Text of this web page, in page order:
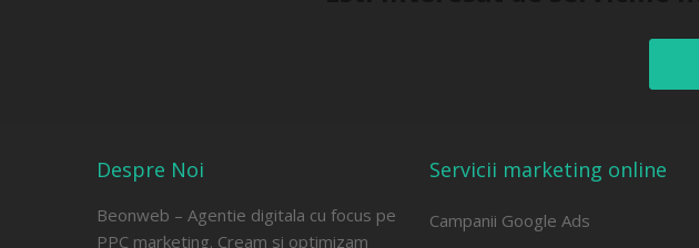
Despre Noi
Beonweb – Agentie digitala cu focus pe
PPC marketing. Cream si optimizam
Servicii marketing online
Campanii Google Ads